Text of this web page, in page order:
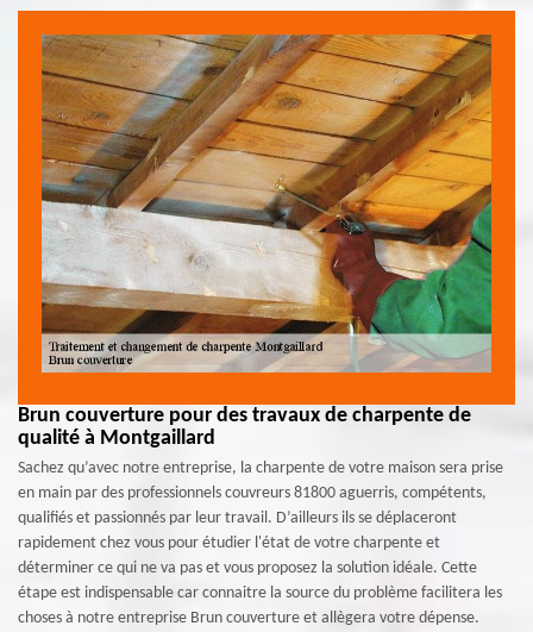
Brun couverture pour des travaux de charpente de
qualité à Montgaillard
Sachez qu’avec notre entreprise, la charpente de votre maison sera prise
en main par des professionnels couvreurs 81800 aguerris, compétents,
qualifiés et passionnés par leur travail. D’ailleurs ils se déplaceront
rapidement chez vous pour étudier l'état de votre charpente et
déterminer ce qui ne va pas et vous proposez la solution idéale. Cette
étape est indispensable car connaitre la source du problème facilitera les
choses à notre entreprise Brun couverture et allègera votre dépense.